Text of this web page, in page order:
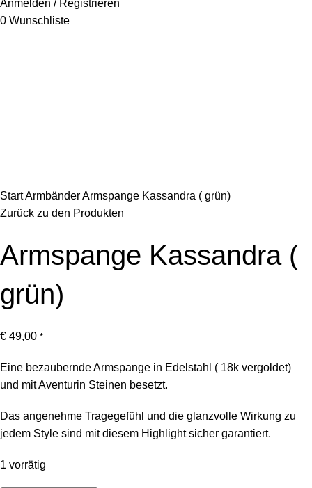
Anmelden / Registrieren
0 Wunschliste
StartArmbänderArmspange Kassandra ( grün)
Zurück zu den Produkten
Armspange Kassandra (
grün)
€ 49,00 *
Eine bezaubernde Armspange in Edelstahl ( 18k vergoldet)
und mit Aventurin Steinen besetzt.
Das angenehme Tragegefühl und die glanzvolle Wirkung zu
jedem Style sind mit diesem Highlight sicher garantiert.
1 vorrätig